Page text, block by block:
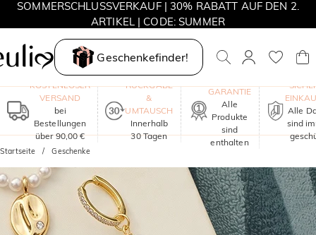
SOMMERSCHLUSSVERKAUF | 30% RABATT AUF DEN 2.
ARTIKEL | CODE: SUMMER
MOVE MY WAY | 3 KAUFEN, HALSKETTE GRATIS
Geschenkefinder!
KOSTENLOSER
VERSAND
bei
Bestellungen
über 90,00 €
RÜCKGABE
&
UMTAUSCH
Innerhalb
30 Tagen
GARANTIE
Alle
Produkte
sind
enthalten
Alle
sind
Startseite Geschenke